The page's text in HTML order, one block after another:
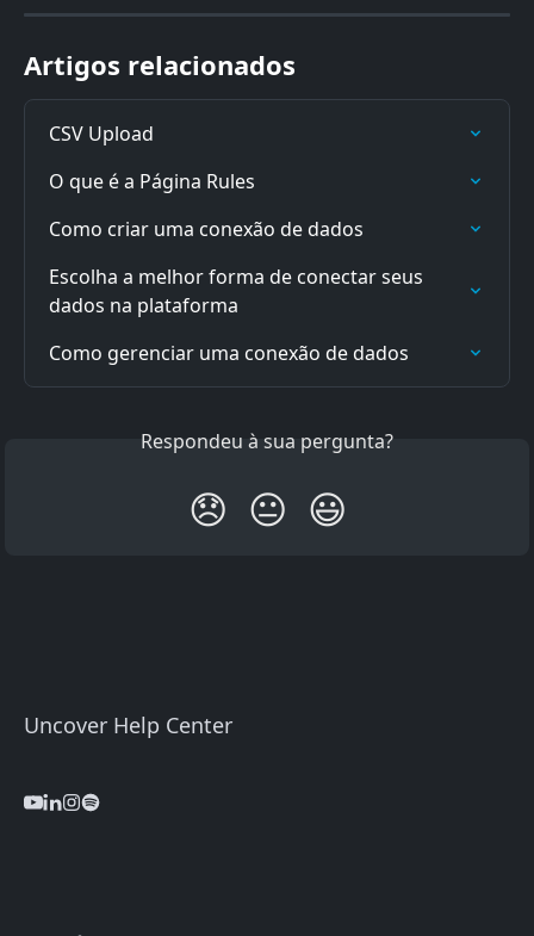
Artigos relacionados
CSV Upload
O que é a Página Rules
Como criar uma conexão de dados
Escolha a melhor forma de conectar seus
dados na plataforma
Como gerenciar uma conexão de dados
Respondeu à sua pergunta?
😞 😐 😃
Uncover Help Center